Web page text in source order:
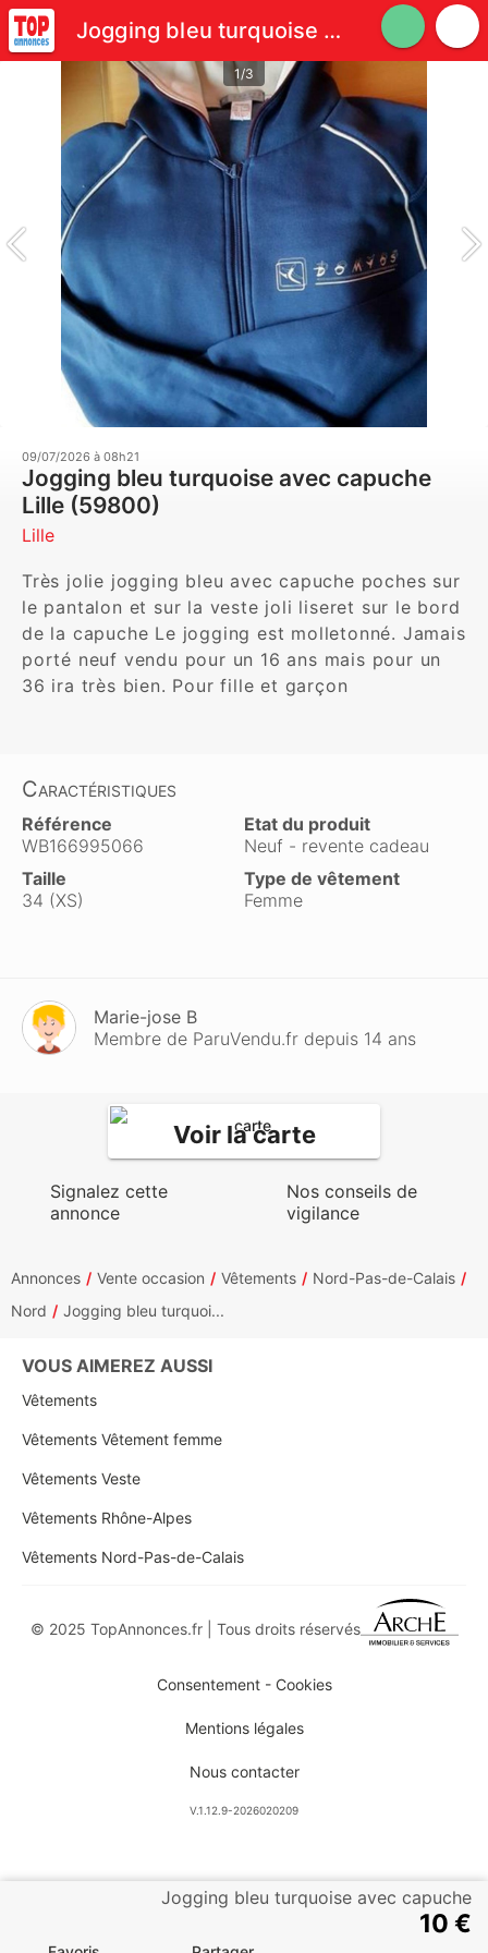
Jogging bleu turquoise avec capuche
1/3
09/07/2026 à 08h21
Jogging bleu turquoise avec capuche
Lille (59800)
Lille
Très jolie jogging bleu avec capuche poches sur
le pantalon et sur la veste joli liseret sur le bord
de la capuche Le jogging est molletonné. Jamais
porté neuf vendu pour un 16 ans mais pour un
36 ira très bien. Pour fille et garçon
Caractéristiques
Référence
WB166995066
Etat du produit
Neuf - revente cadeau
Taille
34 (XS)
Type de vêtement
Femme
Marie-jose B
Membre de ParuVendu.fr depuis 14 ans
Voir la carte
Signalez cette
annonce
Nos conseils de
vigilance
Jogging bleu turquoise avec capuche
10 €
Annonces Vente occasion Vêtements
Nord-Pas-de-Calais
Nord
Jogging bleu turquoi...
VOUS AIMEREZ AUSSI
Vêtements
Vêtements Vêtement femme
Vêtements Veste
Vêtements Rhône-Alpes
Vêtements Nord-Pas-de-Calais
© 2025 TopAnnonces.fr | Tous droits réservés
Consentement - Cookies
Mentions légales
Nous contacter
V.1.12.9-2026020209